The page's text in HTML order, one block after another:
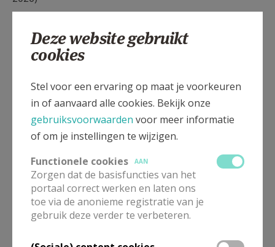
met een bijzonder muzikaal moment. Het prachtige
pianospel van artistiek directeur Jan Vermeire
onder andere de Aria van de Goldbergvariaties van JS
Bach.
Deze website gebruikt
cookies
Stel voor een ervaring op maat je voorkeuren
in of aanvaard alle cookies. Bekijk onze
gebruiksvoorwaarden voor meer informatie
of om je instellingen te wijzigen.
Functionele cookies
AAN
Zorgen dat de basisfuncties van het
portaal correct werken en laten ons
toe via de anonieme registratie van je
gebruik deze verder te verbeteren.